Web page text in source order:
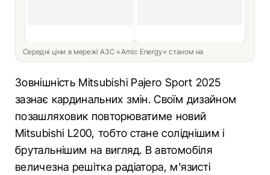
Середні ціни в мережі АЗС «Amic Energy» станом на
Зовнішність Mitsubishi Pajero Sport 2025
зазнає кардинальних змін. Своїм дизайном
позашляховик повторюватиме новий
Mitsubishi L200, тобто стане соліднішим і
брутальнішим на вигляд. В автомобіля
величезна решітка радіатора, м'язисті